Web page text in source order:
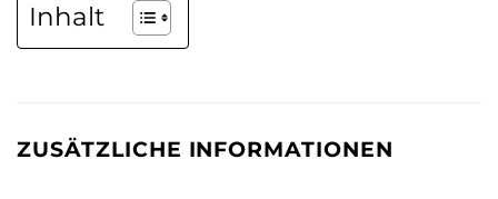
Inhalt
ZUSÄTZLICHE INFORMATIONEN